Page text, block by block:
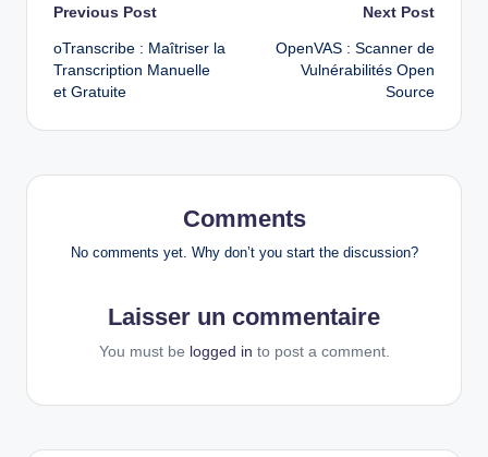
Post
navigation
Previous Post
oTranscribe : Maîtriser la
Transcription Manuelle
et Gratuite
Next Post
OpenVAS : Scanner de
Vulnérabilités Open
Source
Comments
No comments yet. Why don’t you start the discussion?
Laisser un commentaire
You must be logged in to post a comment.